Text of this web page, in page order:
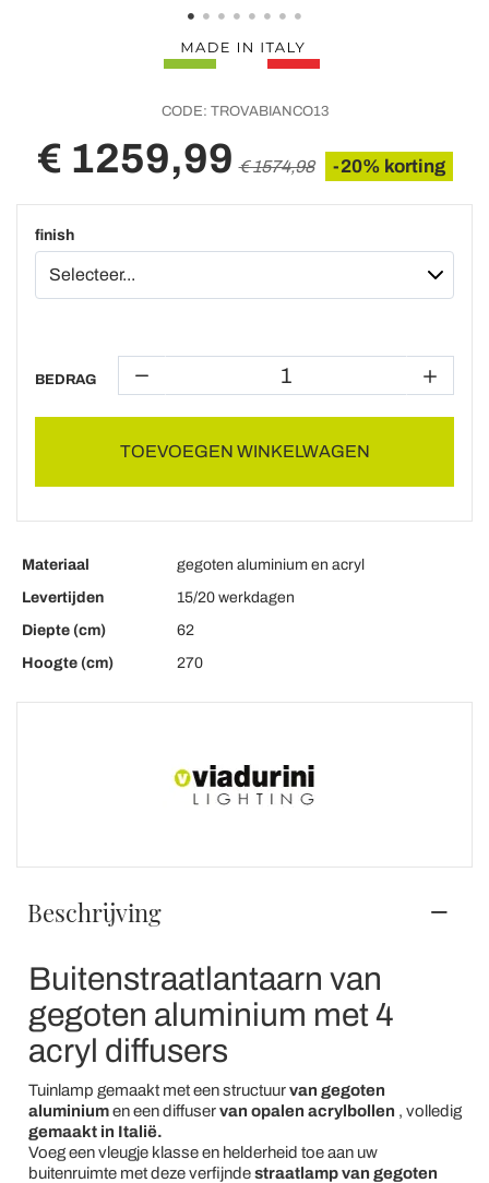
CODE: TROVABIANCO13
€ 1259,99 € 1574,98 -20% korting
finish
BEDRAG
TOEVOEGEN WINKELWAGEN
Materiaal
gegoten aluminium en acryl
Levertijden
15/20 werkdagen
Diepte (cm)
62
Hoogte (cm)
270
Beschrijving
Buitenstraatlantaarn van
gegoten aluminium met 4
acryl diffusers
Tuinlamp gemaakt met een structuurvan gegoten
aluminiumen een diffuservan opalen acrylbollen , volledig
gemaakt in Italië.
Voeg een vleugje klasse en helderheid toe aan uw
buitenruimte met deze verfijndestraatlamp van gegoten